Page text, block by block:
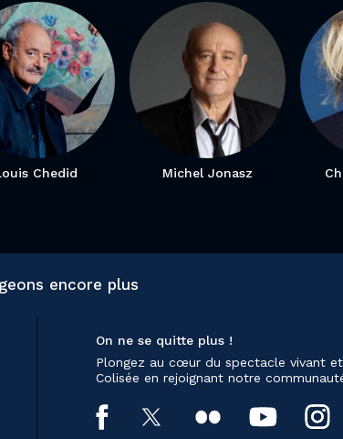
Chedid Michel Jonasz
encore plus
On ne se quitte plus !
Plongez au cœur du spectacle vivant
Colisée en rejoignant notre